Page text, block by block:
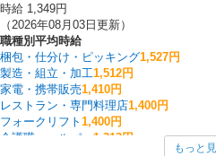
時給 1,349円
（2026年08月03日更新）
職種別平均時給
梱包・仕分け・ピッキング1,527円
製造・組立・加工1,512円
家電・携帯販売1,410円
レストラン・専門料理店1,400円
フォークリフト 1,400円
介護職・ヘルパー 1,313円
もっと